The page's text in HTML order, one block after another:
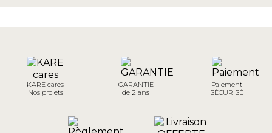
KARE cares
Nos projets
GARANTIE
de 2 ans
Paiement
SÉCURISÉ